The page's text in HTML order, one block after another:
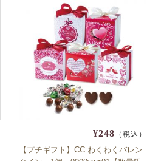
¥248 （税込）
【プチギフト】CC わくわくバレン